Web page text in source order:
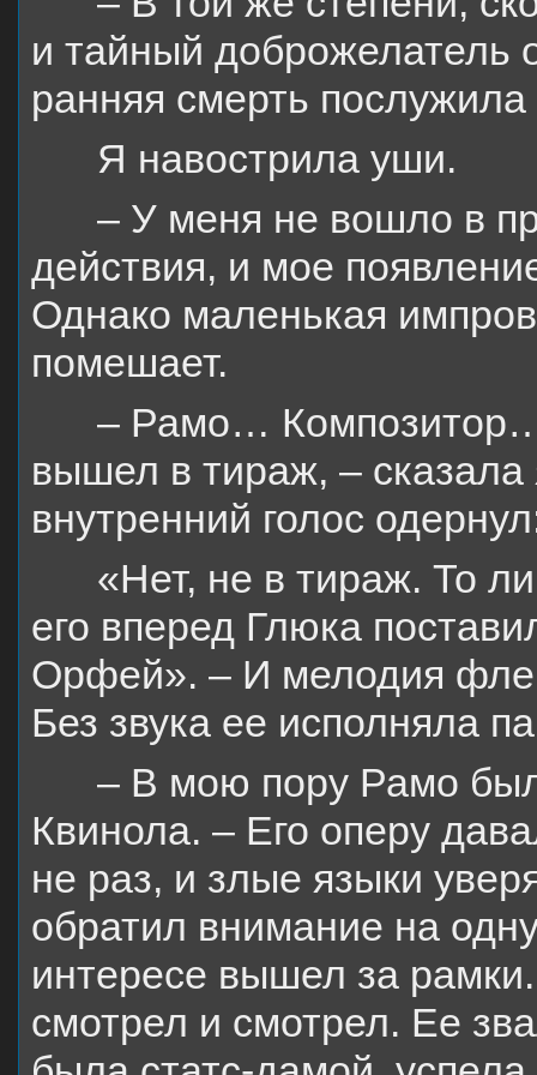
и тайный
ранняя смерть
Я навострила уши.
– У меня не вошло в
действия, и мое
Однако маленькая
помешает.
– Рамо… Композитор…
вышел в тираж, –
внутренний голос
«Нет, не в тираж. То
его вперед Глюка
Орфей». – И мелодия
Без звука ее исполняла
– В мою пору Рамо
Квинола. – Его оперу
не раз, и злые языки
обратил внимание на
интересе вышел за
смотрел и смотрел. Ее